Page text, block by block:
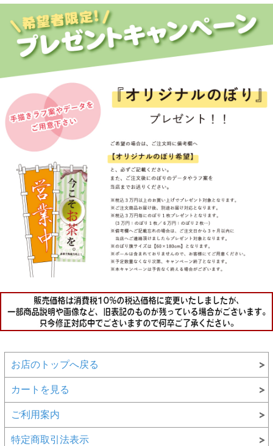
お店のトップへ戻る
カートを見る
ご利用案内
特定商取引法表示